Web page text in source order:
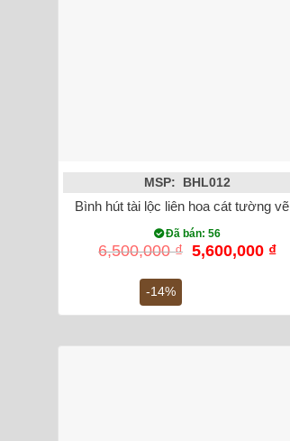
-14%
MSP: BHL012
Bình hút tài lộc liên hoa cát tường
Đã bán: 56
6,500,000₫ Giá
5,600,000 ₫